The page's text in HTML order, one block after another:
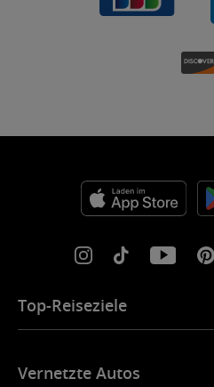
Top-Reiseziele
eSIM für Europa
Vernetzte Autos